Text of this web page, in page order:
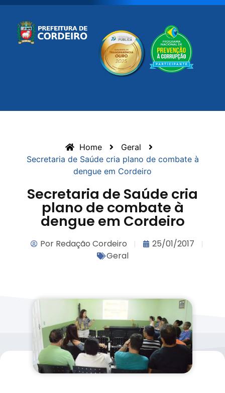
Home
Geral
Secretaria de Saúde cria plano de combate à
dengue em Cordeiro
Secretaria de Saúde cria
plano de combate à
dengue em Cordeiro
PorRedação Cordeiro
25/01/2017
Geral